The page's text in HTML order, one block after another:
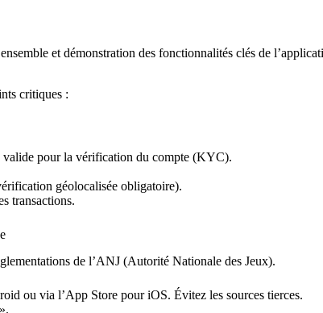
et démonstration des fonctionnalités clés de
critiques :
valide pour la vérification du compte (KYC).
géolocalisée obligatoire).
transactions.
de l’ANJ (Autorité Nationale des Jeux).
ou via l’App Store pour iOS. Évitez les sources tierces.